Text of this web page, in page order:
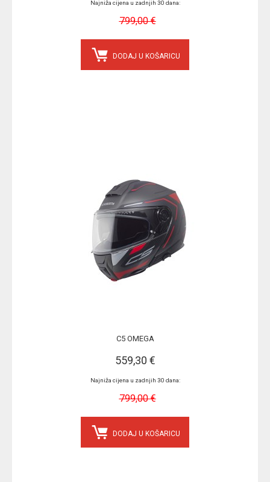
Najniža cijena u zadnjih 30 dana:
799,00 €
DODAJ U KOŠARICU
C5 OMEGA
559,30 €
Najniža cijena u zadnjih 30 dana:
799,00 €
DODAJ U KOŠARICU